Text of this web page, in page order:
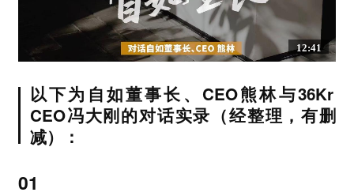
12:41
以下为自如董事长、CEO熊林与36Kr
CEO冯大刚的对话实录（经整理，有删
减）：
01